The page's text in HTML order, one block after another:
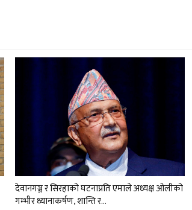
देवानगञ्ज र सिरहाको घटनाप्रति एमाले अध्यक्ष ओलीको
गम्भीर ध्यानाकर्षण, शान्ति र…